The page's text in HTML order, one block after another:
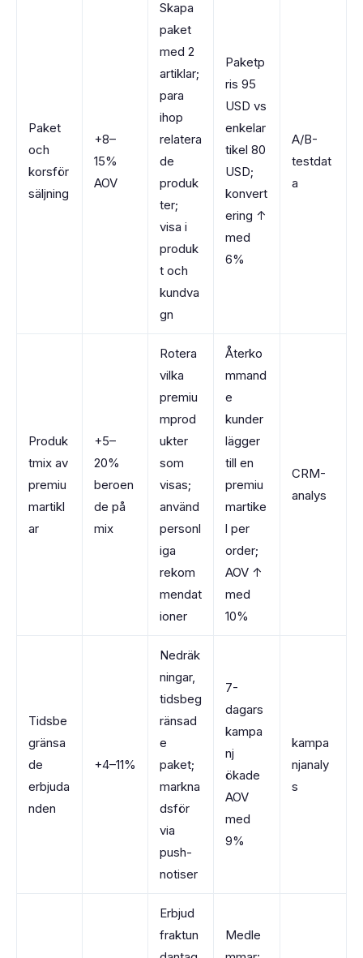
Paket
och
korsför
säljning
+8–
15%
AOV
Skapa
paket
med 2
artiklar;
para
ihop
relatera
de
produk
ter;
visa i
produk
t och
kundva
gn
Paketp
ris 95
USD vs
enkelar
tikel 80
USD;
konvert
ering ↑
med
6%
A/B-
testdat
a
Produk
tmix av
premiu
martikl
ar
+5–
20%
beroen
de på
mix
Rotera
vilka
premiu
mprod
ukter
som
visas;
använd
personl
iga
rekom
mendat
ioner
Återko
mmand
e
kunder
lägger
till en
premiu
martike
l per
order;
AOV ↑
med
10%
CRM-
analys
Tidsbe
gränsa
de
erbjuda
nden
+4–11%
Nedräk
ningar,
tidsbeg
ränsad
e
paket;
markna
dsför
via
push-
notiser
7-
dagars
kampa
nj
ökade
AOV
med
9%
kampa
njanaly
s
Erbjud
fraktun
Medle